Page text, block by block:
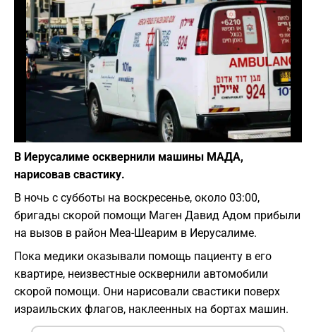
Play
Фото: depositphotos.com
В Иерусалиме осквернили машины МАДА,
нарисовав свастику.
В ночь с субботы на воскресенье, около 03:00,
бригады скорой помощи Маген Давид Адом прибыли
на вызов в район Меа-Шеарим в Иерусалиме.
Пока медики оказывали помощь пациенту в его
квартире, неизвестные осквернили автомобили
скорой помощи. Они нарисовали свастики поверх
израильских флагов, наклеенных на бортах машин.